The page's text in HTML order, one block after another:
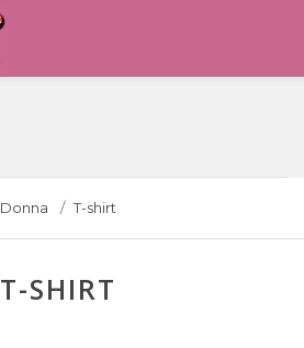
Donna T-shirt
T-SHIRT